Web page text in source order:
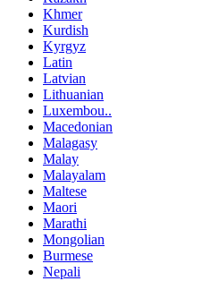
Khmer
Kurdish
Kyrgyz
Latin
Latvian
Lithuanian
Luxembou..
Macedonian
Malagasy
Malay
Malayalam
Maltese
Maori
Marathi
Mongolian
Burmese
Nepali